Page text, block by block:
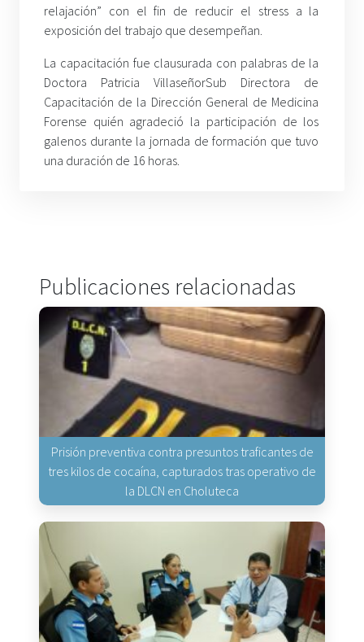
relajación” con el fin de reducir el stress a la
exposición del trabajo que desempeñan.
La capacitación fue clausurada con palabras de la
Doctora Patricia VillaseñorSub Directora de
Capacitación de la Dirección General de Medicina
Forense quién agradeció la participación de los
galenos durante la jornada de formación que tuvo
una duración de 16 horas.
Publicaciones relacionadas
Prisión preventiva contra presuntos traficantes de
tres kilos de cocaína, capturados tras operativo de
la DLCN en Choluteca